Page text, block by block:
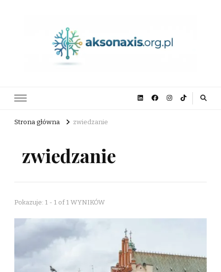
Strona główna zwiedzanie
zwiedzanie
Pokazuje: 1 - 1 of 1 WYNIKÓW